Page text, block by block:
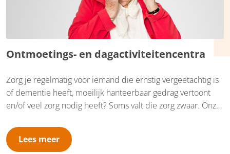
Ontmoetings- en dagactiviteitencentra
Zorg je regelmatig voor iemand die ernstig vergeetachtig is
of dementie heeft, moeilijk hanteerbaar gedrag vertoont
en/of veel zorg nodig heeft? Soms valt die zorg zwaar. Onze
naasten. Ze bieden structuur en een fijne en gezellige dag
onder professionele begeleiding. Als mantelzorgers vind je
Lees meer